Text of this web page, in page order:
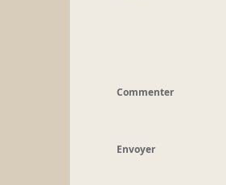
Commenter
Envoyer